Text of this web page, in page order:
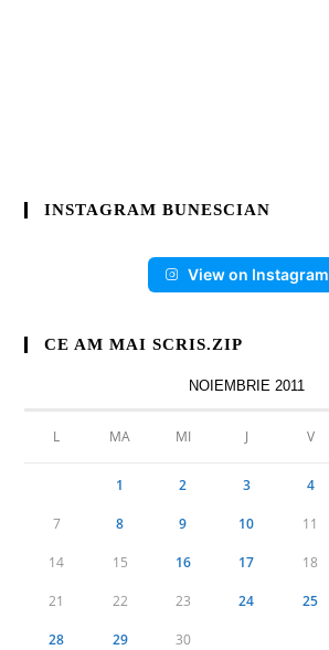
INSTAGRAM BUNESCIAN
View on Instagram
CE AM MAI SCRIS.ZIP
NOIEMBRIE 2011
L MA MI J V
1 2 3 4
7 8 9 10 11
14 15 16 17 18
21 22 23 24 25
28 29 30